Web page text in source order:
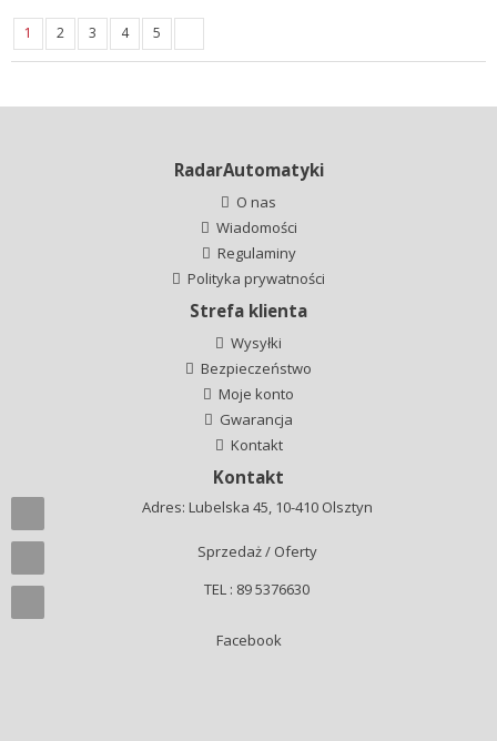
1 2 3 4 5
RadarAutomatyki
O nas
Wiadomości
Regulaminy
Polityka prywatności
Strefa klienta
Wysyłki
Bezpieczeństwo
Moje konto
Gwarancja
Kontakt
Kontakt
Adres: Lubelska 45, 10-410 Olsztyn
Sprzedaż / Oferty
TEL : 89 5376630
Facebook